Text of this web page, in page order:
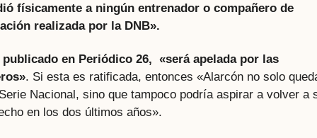
físicamente a ningún entrenador o compañero de
realizada por la DNB».
en Periódico 26, «será apelada por las
. Si esta es ratificada, entonces «Alarcón no solo
Nacional, sino que tampoco podría aspirar a volver a
en los dos últimos años».